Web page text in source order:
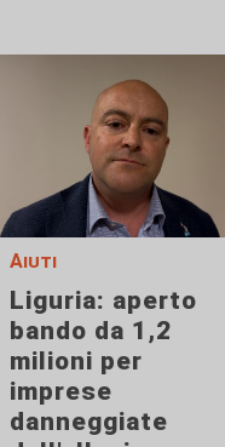
Aiuti
Liguria: aperto
bando da 1,2
milioni per
imprese
danneggiate